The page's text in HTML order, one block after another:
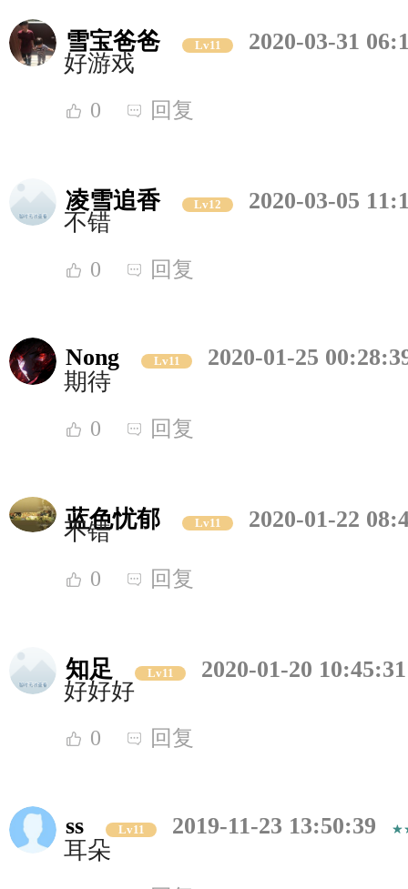
雪宝爸爸 Lv11
2020-03-31
好游戏
0 回复
凌雪追香 Lv12
2020-03-05
不错
0 回复
Nong Lv11
2020-01-25
期待
0 回复
蓝色忧郁 Lv11 2020-01-22
不错
0 回复
知足 Lv11
2020-01-20 10:45:31
好好好
0 回复
ss Lv11
2019-11-23 13:50:39
耳朵